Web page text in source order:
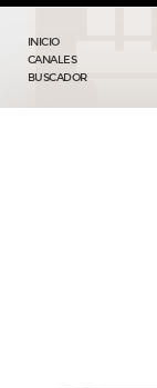
INICIO
CANALES
BUSCADOR